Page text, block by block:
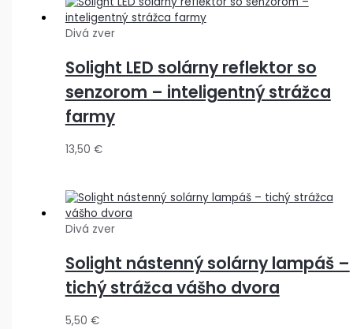
Divá zver
Solight LED solárny reflektor so
senzorom – inteligentný strážca
farmy
13,50 €
Divá zver
Solight nástenný solárny lampáš –
tichý strážca vášho dvora
5,50 €